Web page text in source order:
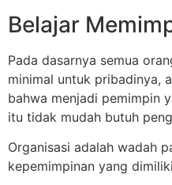
Belajar
Pada dasarnya semua
minimal untuk pribadinya,
bahwa menjadi pemimpin
itu tidak mudah butuh
Organisasi adalah wadah
kepemimpinan yang